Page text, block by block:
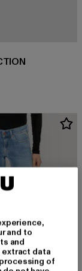
EUR 119,99
and to
and
extract data
of